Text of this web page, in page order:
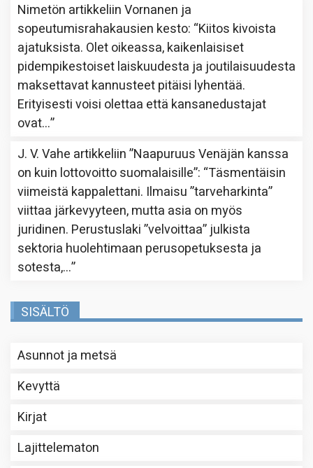
Nimetön artikkeliinVornanen ja
sopeutumisrahakausien kesto: “Kiitos kivoista
ajatuksista. Olet oikeassa, kaikenlaisiset
pidempikestoiset laiskuudesta ja joutilaisuudesta
maksettavat kannusteet pitäisi lyhentää.
Erityisesti voisi olettaa että kansanedustajat
ovat…”
J. V. Vahe artikkeliin”Naapuruus Venäjän kanssa
on kuin lottovoitto suomalaisille”: “Täsmentäisin
viimeistä kappalettani. Ilmaisu ”tarveharkinta”
viittaa järkevyyteen, mutta asia on myös
juridinen. Perustuslaki ”velvoittaa” julkista
sektoria huolehtimaan perusopetuksesta ja
sotesta,…”
SISÄLTÖ
Asunnot ja metsä
Kevyttä
Kirjat
Lajittelematon